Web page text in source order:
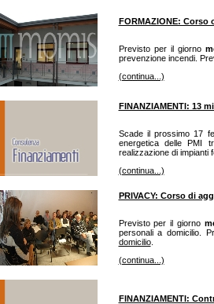
FORMAZIONE: Corso
Previsto per il giorno
prevenzione incendi.
(continua...)
FINANZIAMENTI: 13
Scade il prossimo 17
energetica delle PMI
realizzazione di impianti
(continua...)
PRIVACY: Corso di
Previsto per il giorno
personali a domicilio.
domicilio.
(continua...)
FINANZIAMENTI: